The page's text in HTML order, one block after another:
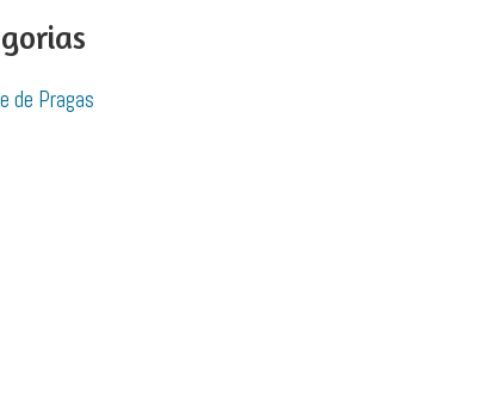
de Pragas